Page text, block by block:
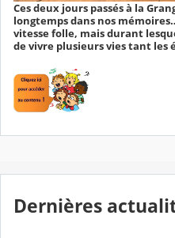
Ces deux jours passés à la
longtemps dans nos
vitesse folle, mais durant
de vivre plusieurs vies tant les
Dernières